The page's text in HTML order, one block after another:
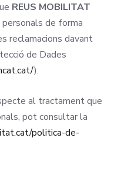
REUS MOBILITAT
de forma
reclamacions davant
de Dades
).
al tractament que
pot consultar la
politica-de-